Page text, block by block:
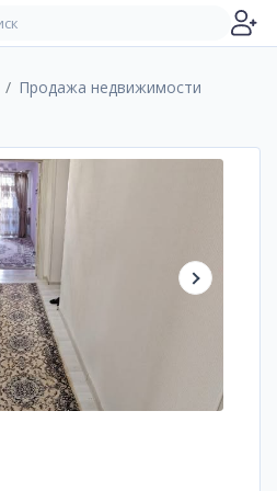
Продажа недвижимости